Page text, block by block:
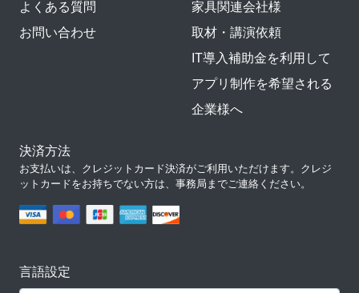
よくある質問
お問い合わせ
家具関連会社様
取材・講演依頼
IT導入補助金を利用して
アプリ制作を希望される
企業様へ
決済方法
お支払いは、クレジットカード決済がご利用いただけます。クレジ
ットカードをお持ちでない方は、事務局までご連絡ください。
言語設定